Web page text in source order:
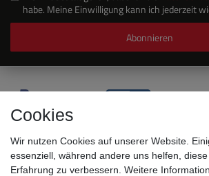
habe. Meine Einwilligung kann ich jederzeit
Abonnieren
Cookies
Wir nutzen Cookies auf unserer Website.
essenziell, während andere uns helfen,
Erfahrung zu verbessern. Weitere